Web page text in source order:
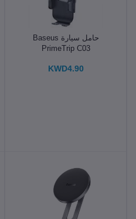
حامل سيارة Baseus
PrimeTrip C03
KWD4.90